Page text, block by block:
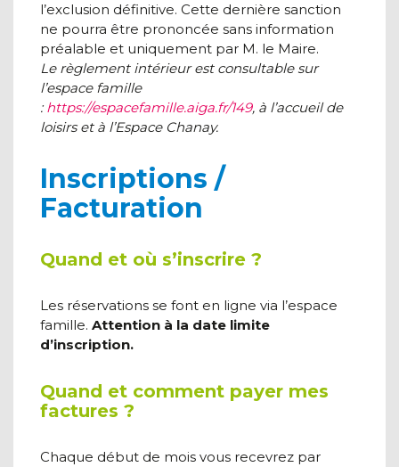
l’exclusion définitive. Cette dernière sanction
ne pourra être prononcée sans information
préalable et uniquement par M. le Maire.
Le règlement intérieur est consultable sur
l’espace famille
:https://espacefamille.aiga.fr/149, à l’accueil de
loisirs et à l’Espace Chanay.
Inscriptions /
Facturation
Quand et où s’inscrire ?
Les réservations se font en ligne via l’espace
famille. Attention à la date limite
d’inscription.
Quand et comment payer mes
factures ?
Chaque début de mois vous recevrez par